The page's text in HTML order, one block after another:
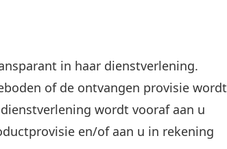
in haar dienstverlening.
of de ontvangen provisie wordt
wordt vooraf aan u
en/of aan u in rekening